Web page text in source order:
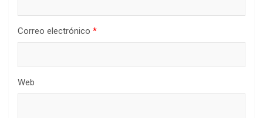
Correo electrónico *
Web